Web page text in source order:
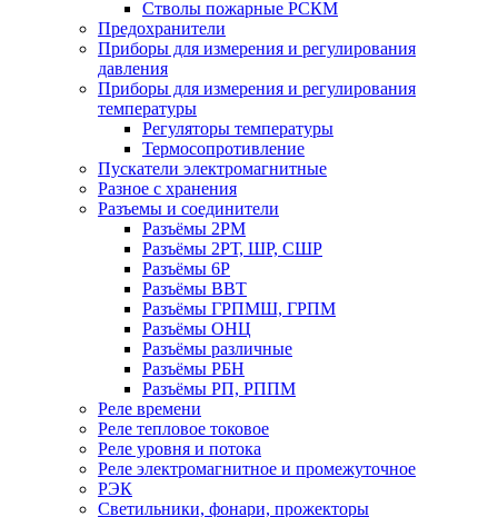
Стволы пожарные РСКМ
Предохранители
Приборы для измерения и регулирования
давления
Приборы для измерения и регулирования
температуры
Регуляторы температуры
Термосопротивление
Пускатели электромагнитные
Разное с хранения
Разъемы и соединители
Разъёмы 2РМ
Разъёмы 2РТ, ШР, СШР
Разъёмы 6Р
Разъёмы ВВТ
Разъёмы ГРПМШ, ГРПМ
Разъёмы ОНЦ
Разъёмы различные
Разъёмы РБН
Разъёмы РП, РППМ
Реле времени
Реле тепловое токовое
Реле уровня и потока
Реле электромагнитное и промежуточное
РЭК
Светильники, фонари, прожекторы